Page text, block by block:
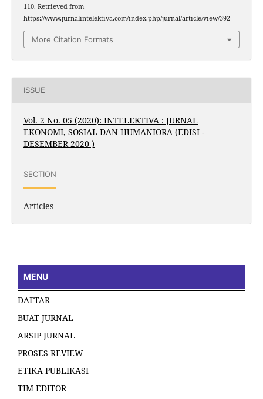
110. Retrieved from
https://www.jurnalintelektiva.com/index.php/jurnal/article/view/392
More Citation Formats
ISSUE
Vol. 2 No. 05 (2020): INTELEKTIVA : JURNAL
EKONOMI, SOSIAL DAN HUMANIORA (EDISI -
DESEMBER 2020 )
SECTION
Articles
MENU
DAFTAR
BUAT JURNAL
ARSIP JURNAL
PROSES REVIEW
ETIKA PUBLIKASI
TIM EDITOR